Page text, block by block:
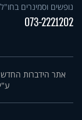
נופשים וסמינרים בחו"ל
073-2221202
אתר הידברות החדש